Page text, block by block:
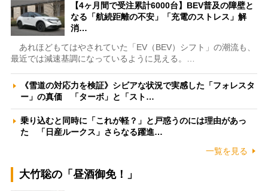
【4ヶ月間で受注累計6000台】BEV普及の障壁と
なる「航続距離の不安」「充電のストレス」解
消…
あれほどもてはやされていた「EV（BEV）シフト」の潮流も、
最近では減速基調になっているように見える。…
《雪道の対応力を検証》シビアな状況で実感した「フォレスタ
ー」の真価 「ターボ」と「スト…
乗り込むと同時に「これが軽？」と戸惑うのには理由があっ
た 「日産ルークス」さらなる躍進…
一覧を見る
大竹聡の「昼酒御免！」